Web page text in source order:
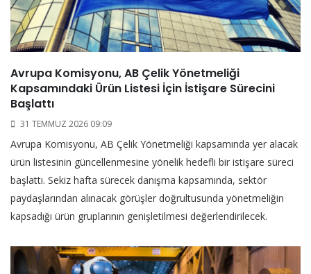
Avrupa Komisyonu, AB Çelik Yönetmeliği
Kapsamındaki Ürün Listesi İçin İstişare Sürecini
Başlattı
31 TEMMUZ 2026 09:09
Avrupa Komisyonu, AB Çelik Yönetmeliği kapsamında yer alacak
ürün listesinin güncellenmesine yönelik hedefli bir istişare süreci
başlattı. Sekiz hafta sürecek danışma kapsamında, sektör
paydaşlarından alınacak görüşler doğrultusunda yönetmeliğin
kapsadığı ürün gruplarının genişletilmesi değerlendirilecek.